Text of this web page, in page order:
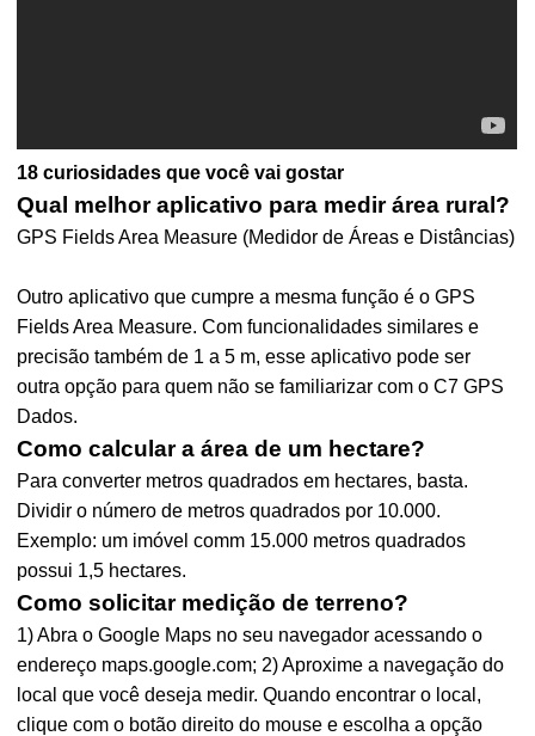
18 curiosidades que você vai gostar
Qual melhor aplicativo para medir área rural?
GPS Fields Area Measure (Medidor de Áreas e Distâncias)
Outro aplicativo que cumpre a mesma função é o GPS
Fields Area Measure. Com funcionalidades similares e
precisão também de 1 a 5 m, esse aplicativo pode ser
outra opção para quem não se familiarizar com o C7 GPS
Dados.
Como calcular a área de um hectare?
Para converter metros quadrados em hectares, basta.
Dividir o número de metros quadrados por 10.000.
Exemplo: um imóvel comm 15.000 metros quadrados
possui 1,5 hectares.
Como solicitar medição de terreno?
1) Abra o Google Maps no seu navegador acessando o
endereço maps.google.com; 2) Aproxime a navegação do
local que você deseja medir. Quando encontrar o local,
clique com o botão direito do mouse e escolha a opção